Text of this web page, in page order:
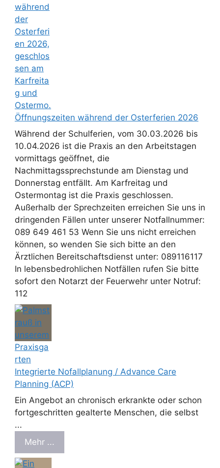
Öffnungszeiten während der Osterferien 2026
Während der Schulferien, vom 30.03.2026 bis
10.04.2026 ist die Praxis an den Arbeitstagen
vormittags geöffnet, die
Nachmittagssprechstunde am Dienstag und
Donnerstag entfällt. Am Karfreitag und
Ostermontag ist die Praxis geschlossen.
Außerhalb der Sprechzeiten erreichen Sie uns in
dringenden Fällen unter unserer Notfallnummer:
089 649 461 53 Wenn Sie uns nicht erreichen
können, so wenden Sie sich bitte an den
Ärztlichen Bereitschaftsdienst unter: 089116117
In lebensbedrohlichen Notfällen rufen Sie bitte
sofort den Notarzt der Feuerwehr unter Notruf:
112
Integrierte Nofallplanung / Advance Care
Planning (ACP)
Ein Angebot an chronisch erkrankte oder schon
fortgeschritten gealterte Menschen, die selbst
...
Mehr ...